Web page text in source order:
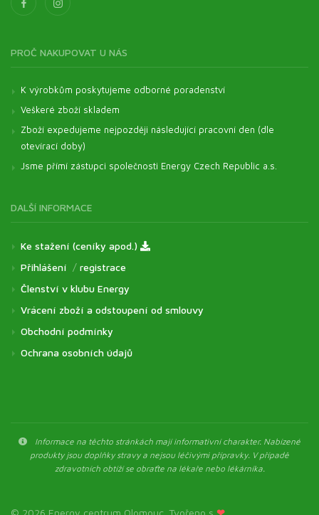
PROČ NAKUPOVAT U NÁS
K výrobkům poskytujeme odborné poradenství
Veškeré zboží skladem
Zboží expedujeme nejpozději následující pracovní den (dle
otevírací doby)
Jsme přímí zástupci společnosti Energy Czech Republic a.s.
DALŠÍ INFORMACE
Ke stažení (ceníky apod.)
Přihlášení / registrace
Členství v klubu Energy
Vrácení zboží a odstoupení od smlouvy
Obchodní podmínky
Ochrana osobních údajů
Informace na těchto stránkách mají informativní charakter. Nabízené
produkty jsou doplňky stravy a nejsou léčivými přípravky. V případě
zdravotních obtíží se obraťte na lékaře nebo lékárníka.